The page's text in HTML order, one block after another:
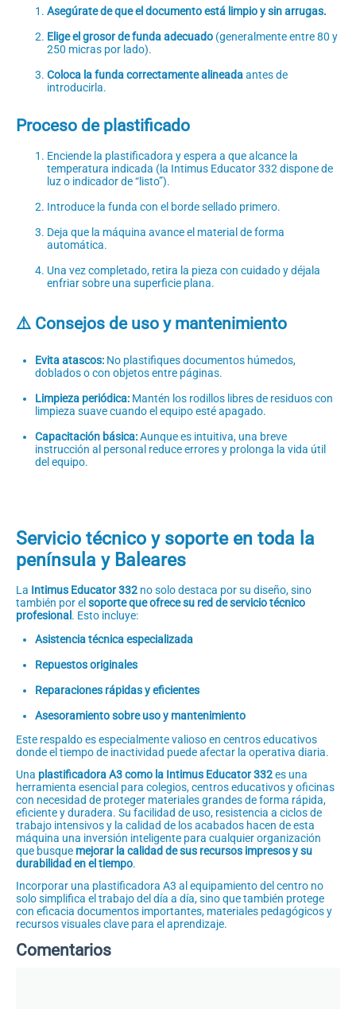
Asegúrate de que el documento está limpio y sin arrugas.
Elige el grosor de funda adecuado (generalmente entre 80 y
250 micras por lado).
Coloca la funda correctamente alineadaantes de
introducirla.
Proceso de plastificado
Enciende la plastificadora y espera a que alcance la
temperatura indicada (la Intimus Educator 332 dispone de
luz o indicador de “listo”).
Introduce la funda con el borde sellado primero.
Deja que la máquina avance el material de forma
automática.
Una vez completado, retira la pieza con cuidado y déjala
enfriar sobre una superficie plana.
⚠️ Consejos de uso y mantenimiento
Evita atascos: No plastifiques documentos húmedos,
doblados o con objetos entre páginas.
Limpieza periódica: Mantén los rodillos libres de residuos con
limpieza suave cuando el equipo esté apagado.
Capacitación básica:Aunque es intuitiva, una breve
instrucción al personal reduce errores y prolonga la vida útil
del equipo.
Servicio técnico y soporte en toda la
península y Baleares
La Intimus Educator 332 no solo destaca por su diseño, sino
también por el soporte que ofrece su red de servicio técnico
profesional . Esto incluye:
Asistencia técnica especializada
Repuestos originales
Reparaciones rápidas y eficientes
Asesoramiento sobre uso y mantenimiento
Este respaldo es especialmente valioso en centros educativos
donde el tiempo de inactividad puede afectar la operativa diaria.
Una plastificadora A3 como la Intimus Educator 332es una
herramienta esencial para colegios, centros educativos y oficinas
con necesidad de proteger materiales grandes de forma rápida,
eficiente y duradera. Su facilidad de uso, resistencia a ciclos de
trabajo intensivos y la calidad de los acabados hacen de esta
máquina una inversión inteligente para cualquier organización
que busque mejorar la calidad de sus recursos impresos y su
durabilidad en el tiempo.
Incorporar una plastificadora A3 al equipamiento del centro no
solo simplifica el trabajo del día a día, sino que también protege
con eficacia documentos importantes, materiales pedagógicos y
recursos visuales clave para el aprendizaje.
Comentarios